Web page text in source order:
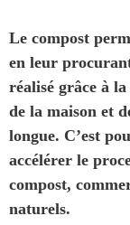
Le compost
en leur
réalisé grâce à
de la maison et
longue. C’est
accélérer le
compost,
naturels.